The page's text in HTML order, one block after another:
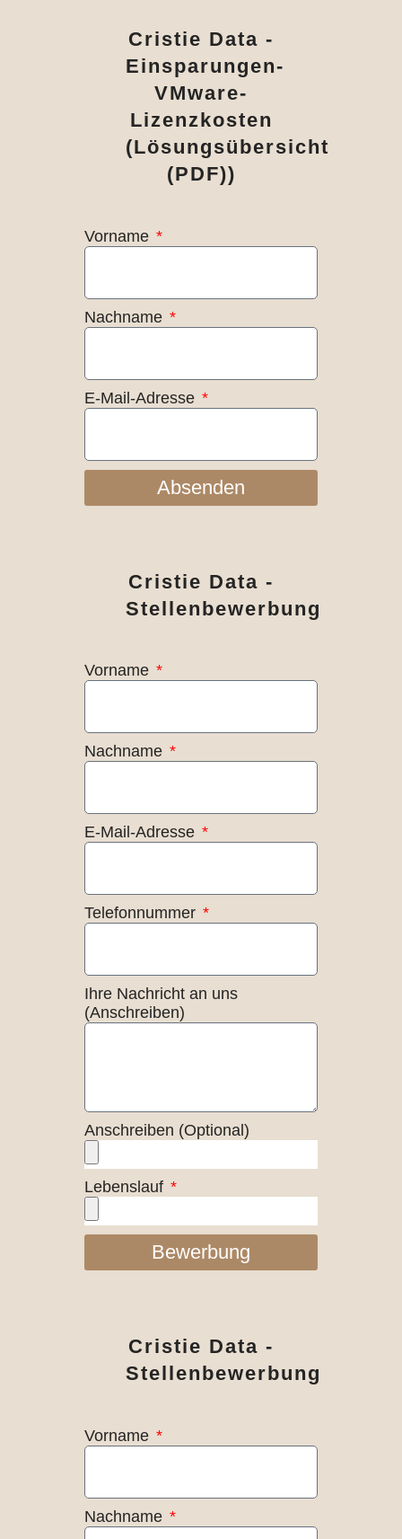
Cristie Data -
Einsparungen-
VMware-
Lizenzkosten
(Lösungsübersicht
(PDF))
Vorname
Nachname
E-Mail-Adresse
Absenden
Cristie Data -
Stellenbewerbung
Vorname
Nachname
E-Mail-Adresse
Telefonnummer
Ihre Nachricht an uns
(Anschreiben)
Anschreiben (Optional)
Lebenslauf
Bewerbung
Cristie Data -
Stellenbewerbung
Vorname
Nachname